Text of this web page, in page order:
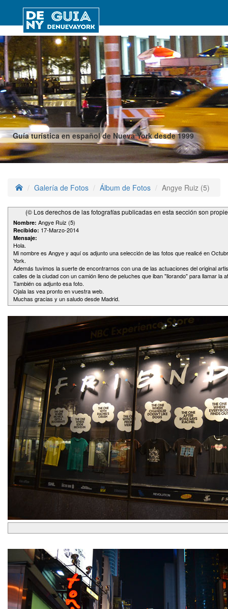
Guía turística en español de Nueva York desde 1999
Galería de Fotos Álbum de Fotos Angye Ruiz (5)
(© Los derechos de las fotografías publicadas en esta sección son
Nombre: Angye Ruiz (5)
Recibido: 17-Marzo-2014
Mensaje:
Hola.
Mi nombre es Angye y aquí os adjunto una selección de las fotos que realicé en
York.
Además tuvimos la suerte de encontrarnos con una de las actuaciones del original
calles de la ciudad con un camión lleno de peluches que iban "llorando" para llamar la
También os adjunto esa foto.
Ojala las vea pronto en vuestra web.
Muchas gracias y un saludo desde Madrid.